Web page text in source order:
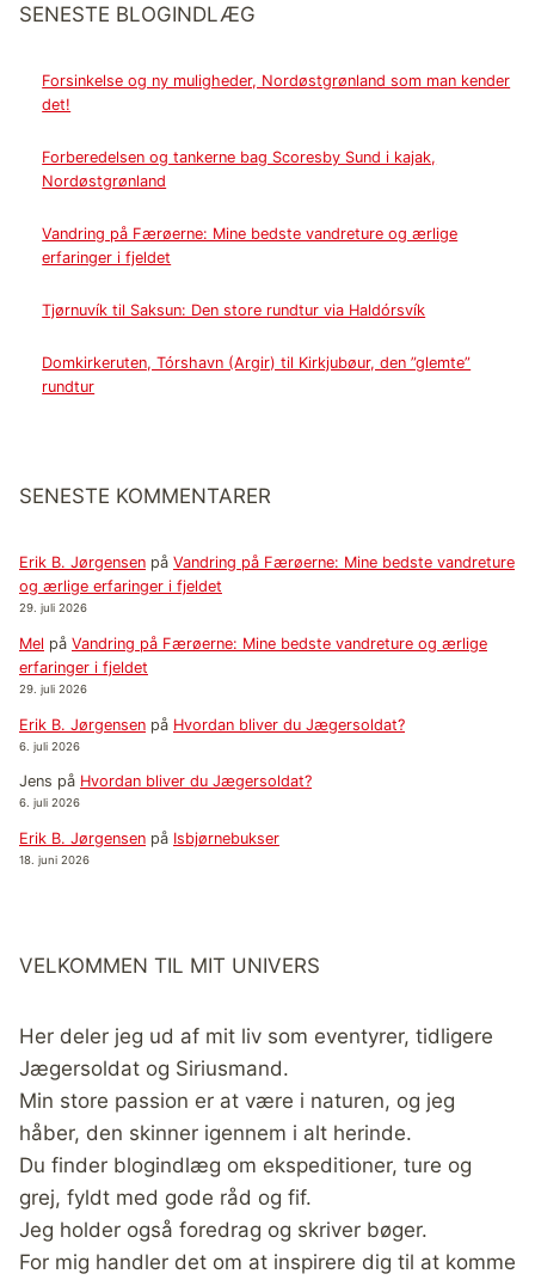
SENESTE BLOGINDLÆG
Forsinkelse og ny muligheder, Nordøstgrønland som man kender
det!
Forberedelsen og tankerne bag Scoresby Sund i kajak,
Nordøstgrønland
Vandring på Færøerne: Mine bedste vandreture og ærlige
erfaringer i fjeldet
Tjørnuvík til Saksun: Den store rundtur via Haldórsvík
Domkirkeruten, Tórshavn (Argir) til Kirkjubøur, den ”glemte”
rundtur
SENESTE KOMMENTARER
Erik B. Jørgensen på Vandring på Færøerne: Mine bedste vandreture
og ærlige erfaringer i fjeldet
29. juli 2026
Mel på Vandring på Færøerne: Mine bedste vandreture og ærlige
erfaringer i fjeldet
29. juli 2026
Erik B. Jørgensen på Hvordan bliver du Jægersoldat?
6. juli 2026
Jens på Hvordan bliver du Jægersoldat?
6. juli 2026
Erik B. Jørgensen på Isbjørnebukser
18. juni 2026
VELKOMMEN TIL MIT UNIVERS
Her deler jeg ud af mit liv som eventyrer, tidligere
Jægersoldat og Siriusmand.
Min store passion er at være i naturen, og jeg
håber, den skinner igennem i alt herinde.
Du finder blogindlæg om ekspeditioner, ture og
grej, fyldt med gode råd og fif.
Jeg holder også foredrag og skriver bøger.
For mig handler det om at inspirere dig til at komme